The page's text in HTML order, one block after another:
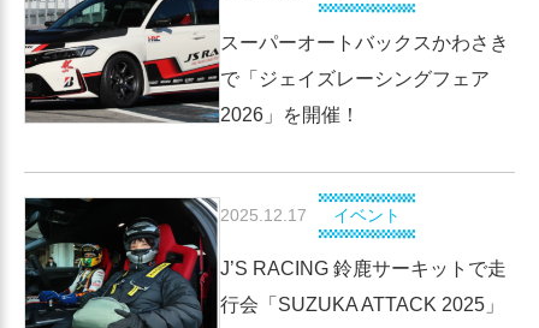
スーパーオートバックスかわさき
で「ジェイズレーシングフェア
2026」を開催！
2025.12.17 イベント
J’S RACING 鈴鹿サーキットで走
行会「SUZUKA ATTACK 2025」